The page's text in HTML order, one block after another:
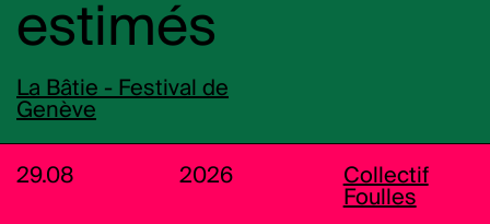
estimés
La Bâtie - Festival de
Genève
29.08 2026
Collectif
Foulles